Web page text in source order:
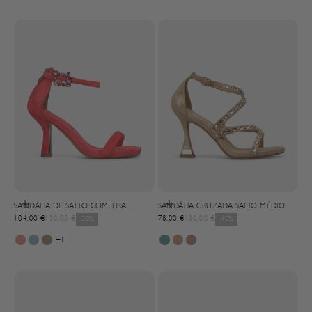
Selecionar opções
SANDÁLIA DE SALTO COM TIRA
METALIZADA
Precio de oferta
104,00 €Precio normal
130,00 € -20%
+1
Selecionar opções
SANDÁLIA CRUZADA SALTO MÉDIO
Precio de oferta
78,00 €Precio normal
130,00 € -40%